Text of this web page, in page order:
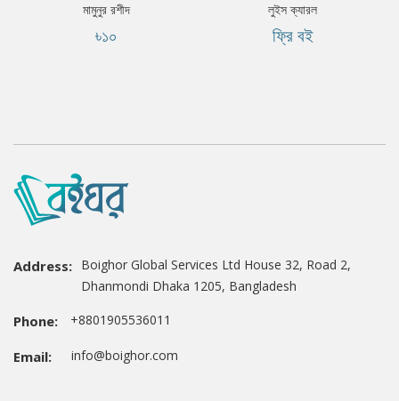
মামুনুর রশীদ
৳১০
লুইস ক্যারল
ফ্রি বই
Address: Boighor Global Services Ltd House 32, Road 2,
Dhanmondi Dhaka 1205, Bangladesh
Phone: +8801905536011
Email: info@boighor.com